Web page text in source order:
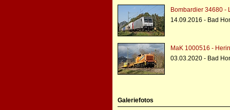
Bombardier 34680 -
14.09.2016 - Bad
MaK 1000516 -
03.03.2020 - Bad
Galeriefotos